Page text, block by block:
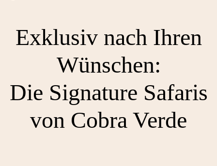
Exklusiv nach Ihren
Wünschen:
Die Signature Safaris
von Cobra Verde